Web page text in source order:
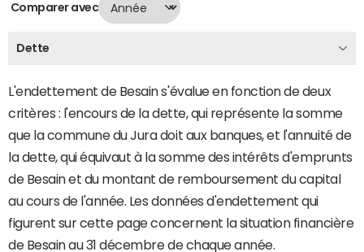
Comparer avec
Dette
L'endettement de Besain s'évalue en fonction de deux
critères : l'encours de la dette, qui représente la somme
que la commune du Jura doit aux banques, et l'annuité de
la dette, qui équivaut à la somme des intérêts d'emprunts
de Besain et du montant de remboursement du capital
au cours de l'année. Les données d'endettement qui
figurent sur cette page concernent la situation financière
de Besain au 31 décembre de chaque année.